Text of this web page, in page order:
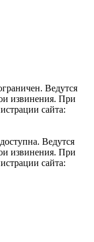
Ведутся
извинения. При
сайта:
Ведутся
извинения. При
сайта: